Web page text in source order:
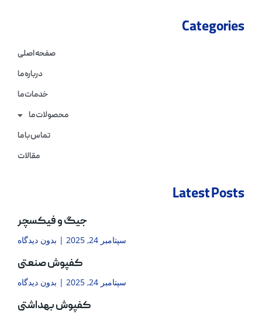
Categories
صفحه اصلی
درباره ما
خدمات ما
محصولات ما
تماس با ما
مقالات
Latest Posts
جیگ و فیکسچر
سپتامبر 24, 2025 بدون دیدگاه
کفپوش صنعتی
سپتامبر 24, 2025 بدون دیدگاه
کفپوش بهداشتی